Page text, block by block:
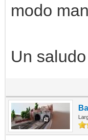
modo
Un saludo